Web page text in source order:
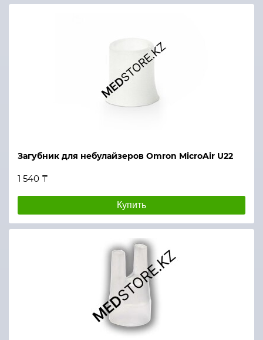
Загубник для небулайзеров Omron MicroAir U22
1 540 ₸
Купить